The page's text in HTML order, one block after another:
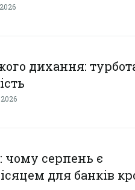
дихання:
серпень є
для банків